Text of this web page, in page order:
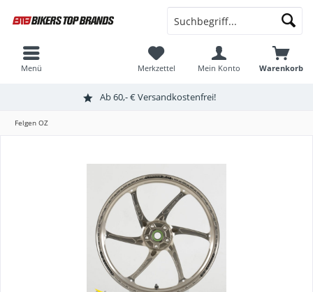
Ab 60,- € Versandkostenfrei!
Warenkorb
Merkzettel Mein Konto
Menü
Felgen OZ